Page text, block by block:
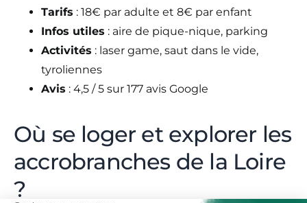
Tarifs : 18€ par adulte et 8€ par enfant
Infos utiles : aire de pique-nique, parking
Activités : laser game, saut dans le vide,
tyroliennes
Avis : 4,5 / 5 sur 177 avis Google
Où se loger et explorer les
accrobranches de la Loire
?